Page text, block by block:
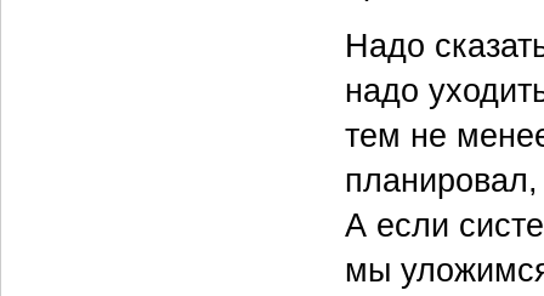
Надо
надо
тем не
планировал,
А если
мы